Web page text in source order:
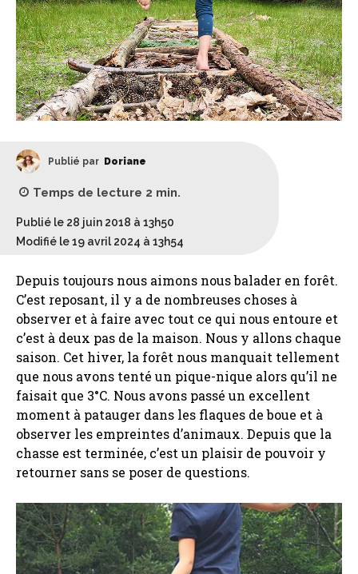
Publié par Doriane
Temps de lecture 2 min.
Publié le 28 juin 2018 à 13h50
Modifié le 19 avril 2024 à 13h54
Depuis toujours nous aimons nous balader en forêt.
C’est reposant, il y a de nombreuses choses à
observer et à faire avec tout ce qui nous entoure et
c’est à deux pas de la maison. Nous y allons chaque
saison. Cet hiver, la forêt nous manquait tellement
que nous avons tenté un pique-nique alors qu’il ne
faisait que 3°C. Nous avons passé un excellent
moment à patauger dans les flaques de boue et à
observer les empreintes d’animaux. Depuis que la
chasse est terminée, c’est un plaisir de pouvoir y
retourner sans se poser de questions.